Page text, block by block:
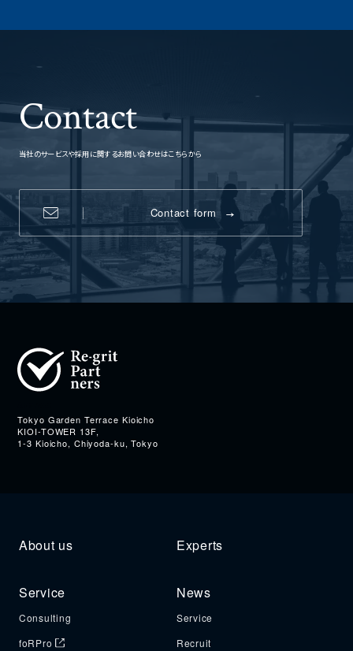
Contact
当社のサービスや採用に関するお問い合わせはこちらから
Contact form
Tokyo Garden Terrace Kioicho
KIOI-TOWER 13F,
1-3 Kioicho, Chiyoda-ku, Tokyo
About us Experts
Service
Consulting
foRPro
News
Service
Recruit